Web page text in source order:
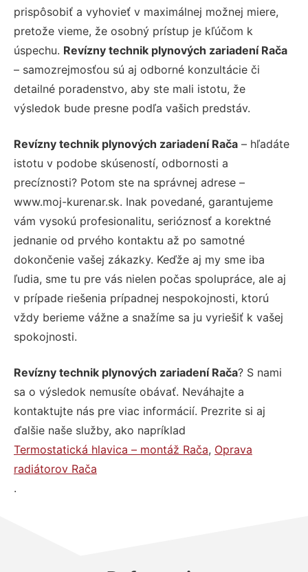
prispôsobiť a vyhovieť v maximálnej možnej miere,
pretože vieme, že osobný prístup je kľúčom k
úspechu. Revízny technik plynových zariadení Rača
– samozrejmosťou sú aj odborné konzultácie či
detailné poradenstvo, aby ste mali istotu, že
výsledok bude presne podľa vašich predstáv.
Revízny technik plynových zariadení Rača – hľadáte
istotu v podobe skúseností, odbornosti a
precíznosti? Potom ste na správnej adrese –
www.moj-kurenar.sk. Inak povedané, garantujeme
vám vysokú profesionalitu, serióznosť a korektné
jednanie od prvého kontaktu až po samotné
dokončenie vašej zákazky. Keďže aj my sme iba
ľudia, sme tu pre vás nielen počas spolupráce, ale aj
v prípade riešenia prípadnej nespokojnosti, ktorú
vždy berieme vážne a snažíme sa ju vyriešiť k vašej
spokojnosti.
Revízny technik plynových zariadení Rača? S nami
sa o výsledok nemusíte obávať. Neváhajte a
kontaktujte nás pre viac informácií. Prezrite si aj
ďalšie naše služby, ako napríklad
Termostatická hlavica – montáž Rača, Oprava
radiátorov Rača
.